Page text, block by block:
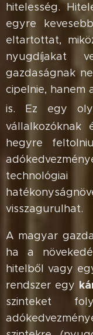
hitelesség.
egyre
eltartottat,
nyugdíjakat
gazdaságnak
cipelnie, hanem
is. Ez egy
vállalkozóknak
hegyre
visszagurulhat.
A magyar
ha a
hitelből vagy
rendszer egy
szinteket